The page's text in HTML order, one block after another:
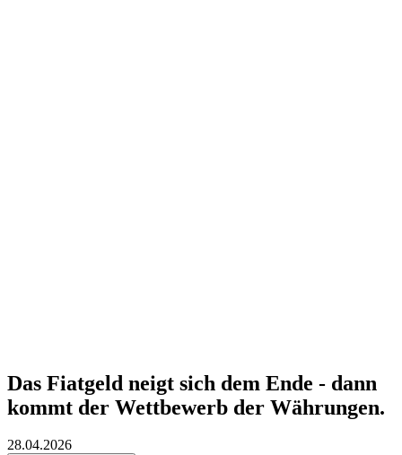
Das Fiatgeld neigt sich dem Ende - dann
kommt der Wettbewerb der Währungen.
28.04.2026